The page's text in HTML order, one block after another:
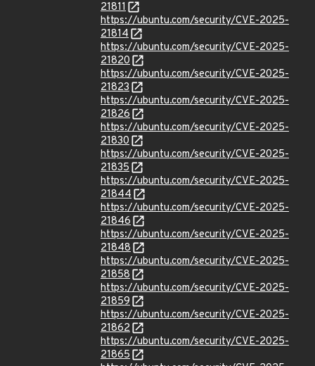
21811
https://ubuntu.com/security/CVE-2025-
21814
https://ubuntu.com/security/CVE-2025-
21820
https://ubuntu.com/security/CVE-2025-
21823
https://ubuntu.com/security/CVE-2025-
21826
https://ubuntu.com/security/CVE-2025-
21830
https://ubuntu.com/security/CVE-2025-
21835
https://ubuntu.com/security/CVE-2025-
21844
https://ubuntu.com/security/CVE-2025-
21846
https://ubuntu.com/security/CVE-2025-
21848
https://ubuntu.com/security/CVE-2025-
21858
https://ubuntu.com/security/CVE-2025-
21859
https://ubuntu.com/security/CVE-2025-
21862
https://ubuntu.com/security/CVE-2025-
21865